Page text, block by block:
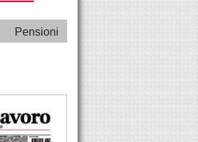
Pensioni